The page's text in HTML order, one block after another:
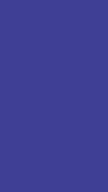
уралдаан,